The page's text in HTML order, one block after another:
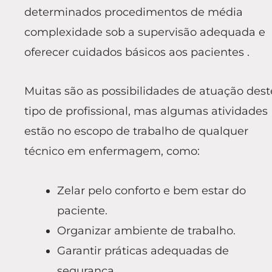
determinados procedimentos de média
complexidade sob a supervisão adequada e
oferecer cuidados básicos aos pacientes .
Muitas são as possibilidades de atuação
tipo de profissional, mas algumas atividades
estão no escopo de trabalho de qualquer
técnico em enfermagem, como:
Zelar pelo conforto e bem estar do
paciente.
Organizar ambiente de trabalho.
Garantir práticas adequadas de